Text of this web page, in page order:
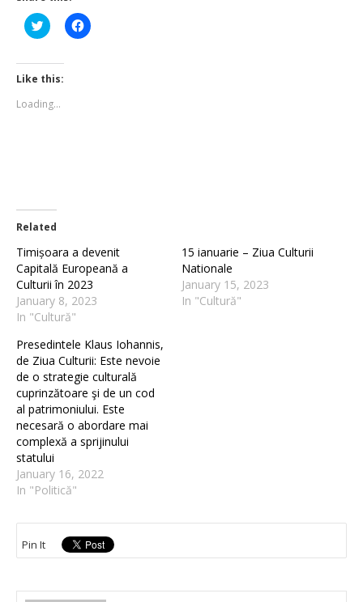
Click
to
Twitter
(Opens
in
window)
Click
to
Like this:
Loading...
Related
Timișoara a devenit
Capitală Europeană a
Culturii în 2023
January 8, 2023
In "Cultură"
15 ianuarie – Ziua Culturii
Nationale
January 15, 2023
In "Cultură"
Presedintele Klaus Iohannis,
de Ziua Culturii: Este nevoie
de o strategie culturală
cuprinzătoare şi de un cod
al patrimoniului. Este
necesară o abordare mai
complexă a sprijinului
statului
January 16, 2022
In "Politică"
Pin It